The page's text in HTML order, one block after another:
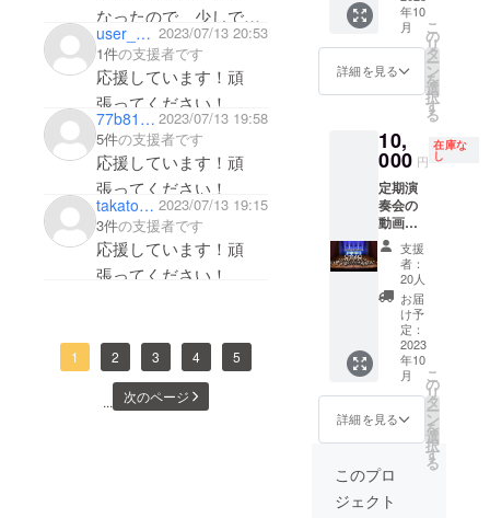
なったので、少しです
が恩返しです。頑張っ
てください！楽しみに
しています！
user_67174a558d94 2023/07/13 20:53
1件の支援者です
応援しています！頑
張ってください！
77b8188acc94 2023/07/13 19:58
5件の支援者です
応援しています！頑
張ってください！
takatomo3 2023/07/13 19:15
3件の支援者です
応援しています！頑
張ってください！
1 2 3 4 5
... 次のページ
法：視
聴用の
URLを
メール
ターン
の内容
を無断
で転
載・公
開する
ことは
禁止で
す。 そ
の他、
お問合
せ等
CAMPF
IREメッ
セージ
やり取
りさせ
ます
ロール
風順不
同） ・
動画内
容：定
期演奏
の演奏
動画 ・
収録時
間：約2
時間 ・
視聴有
効期
限：
2023年
10月頃
を予
定〜1週
間の期
間限定
配信
（確定
次第
連絡し
ます）
・提供
年10
月
詳細を見る
こ
の
リ
タ
ー
ン
を
選
択
す
る
10,
000 円
在庫な
し
定期演
奏会の
動画配
信と動
画内で
の支援
者名の
ご紹介
（1件づ
つの掲
載） ・
動画内
容：定
期演奏
会当日
の演奏
動画 ・
収録時
間：約2
支援
者：
20人
お届
け予
定：
2023
年10
月
詳細を見る
こ
の
リ
タ
ー
ン
を
選
択
す
る
このプロ
ジェクト